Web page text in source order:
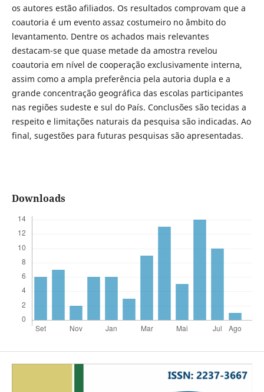
os autores estão afiliados. Os resultados comprovam que a
coautoria é um evento assaz costumeiro no âmbito do
levantamento. Dentre os achados mais relevantes
destacam-se que quase metade da amostra revelou
coautoria em nível de cooperação exclusivamente interna,
assim como a ampla preferência pela autoria dupla e a
grande concentração geográfica das escolas participantes
nas regiões sudeste e sul do País. Conclusões são tecidas a
respeito e limitações naturais da pesquisa são indicadas. Ao
final, sugestões para futuras pesquisas são apresentadas.
Downloads